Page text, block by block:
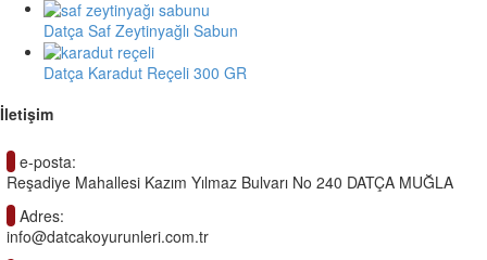
Datça Saf Zeytinyağlı Sabun
Datça Karadut Reçeli 300 GR
İletişim
 e-posta:
Reşadiye Mahallesi Kazım Yılmaz Bulvarı No 240 DATÇA MUĞLA
 Adres:
info@datcakoyurunleri.com.tr